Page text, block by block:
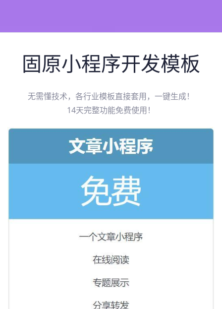
固原小程序开发模板
无需懂技术，各行业模板直接套用，一键生成！
14天完整功能免费使用！